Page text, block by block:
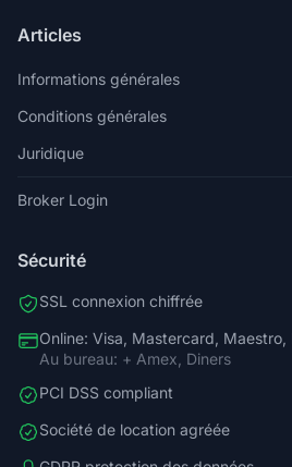
Articles
Informations générales
Conditions générales
Juridique
Broker Login
Sécurité
SSL connexion chiffrée
Online: Visa, Mastercard, Maestro,
Au bureau: + Amex, Diners
PCI DSS compliant
Société de location agréée